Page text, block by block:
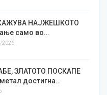
НАЈЖЕШКОТО
само во…
2026
ЗЛАТОТО ПОСКАПЕ
достигна…